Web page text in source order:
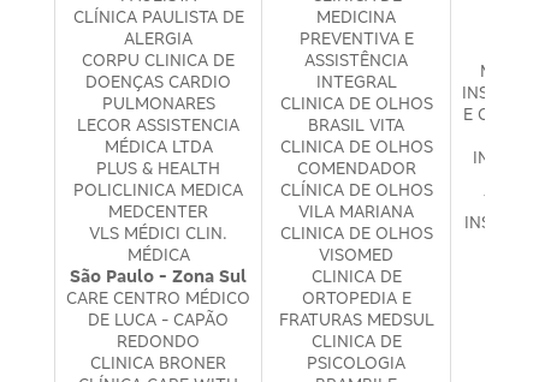
CLÍNICA PAULISTA DE
ALERGIA
CORPU CLINICA DE
DOENÇAS CARDIO
PULMONARES
LECOR ASSISTENCIA
MÉDICA LTDA
PLUS & HEALTH
POLICLINICA MEDICA
MEDCENTER
VLS MÉDICI CLIN.
MÉDICA
São Paulo - Zona Sul
CARE CENTRO MÉDICO
DE LUCA - CAPÃO
REDONDO
CLINICA BRONER
MEDICINA
PREVENTIVA E
ASSISTÊNCIA
INTEGRAL
CLINICA DE OLHOS
BRASIL VITA
CLINICA DE OLHOS
COMENDADOR
CLÍNICA DE OLHOS
VILA MARIANA
CLINICA DE OLHOS
VISOMED
CLINICA DE
ORTOPEDIA E
FRATURAS MEDSUL
CLINICA DE
PSICOLOGIA
INST. DO
E
INST.